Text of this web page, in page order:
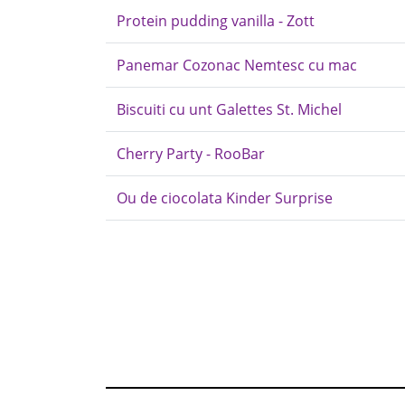
Protein pudding vanilla - Zott
Panemar Cozonac Nemtesc cu mac
Biscuiti cu unt Galettes St. Michel
Cherry Party - RooBar
Ou de ciocolata Kinder Surprise